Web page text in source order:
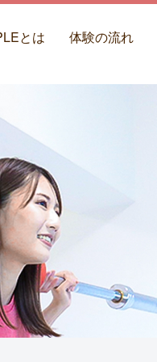
とは 体験の流れ